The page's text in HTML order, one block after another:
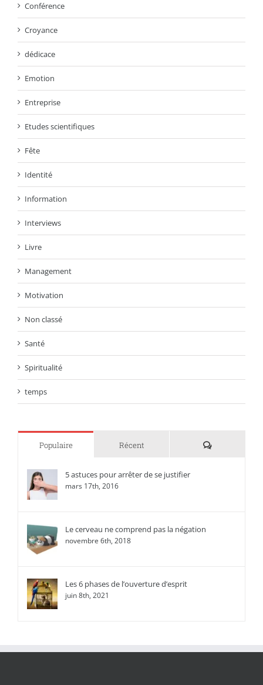
Conférence
Croyance
dédicace
Emotion
Entreprise
Etudes scientifiques
Fête
Identité
Information
Interviews
Livre
Management
Motivation
Non classé
Santé
Spiritualité
temps
Populaire Récent
5 astuces pour arrêter de se justifier
mars 17th, 2016
Le cerveau ne comprend pas la négation
novembre 6th, 2018
Les 6 phases de l’ouverture d’esprit
juin 8th, 2021